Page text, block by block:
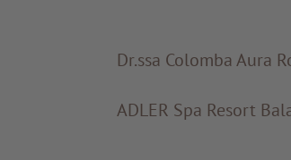
Dr.ssa Colomba Aura
ADLER Spa Resort